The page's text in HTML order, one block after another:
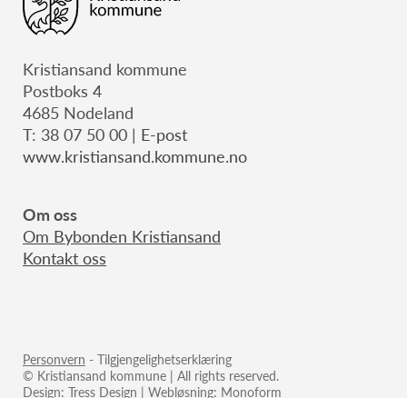
Kristiansand kommune
Postboks 4
4685 Nodeland
T: 38 07 50 00 | E-post
www.kristiansand.kommune.no
Om oss
Om Bybonden Kristiansand
Kontakt oss
Personvern - Tilgjengelighetserklæring
© Kristiansand kommune | All rights reserved.
Design: Tress Design | Webløsning: Monoform